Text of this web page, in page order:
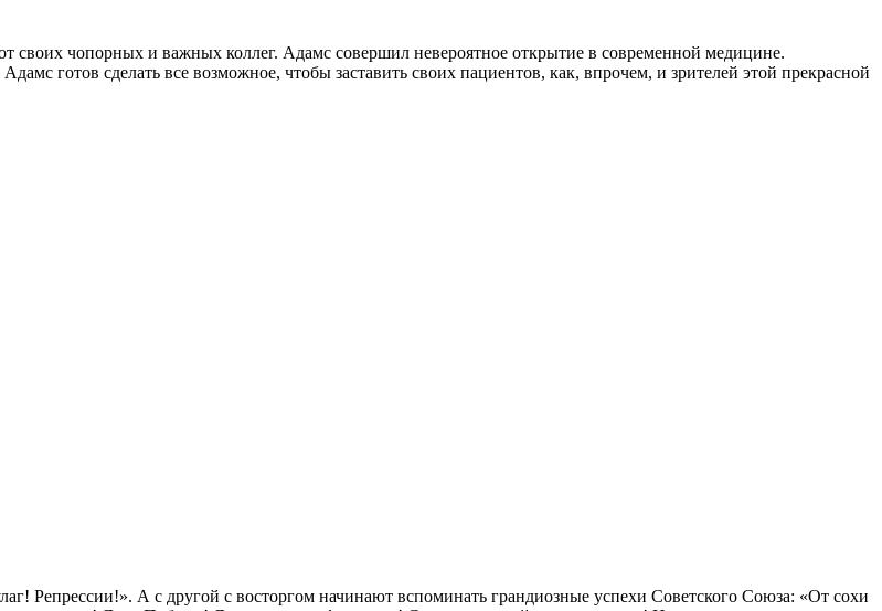
своих чопорных и важных коллег. Адамс совершил невероятное открытие в современной медицине.
готов сделать все возможное, чтобы заставить своих пациентов, как, впрочем, и зрителей этой прекрасной
Репрессии!». А с другой с восторгом начинают вспоминать грандиозные успехи Советского Союза: «От сохи